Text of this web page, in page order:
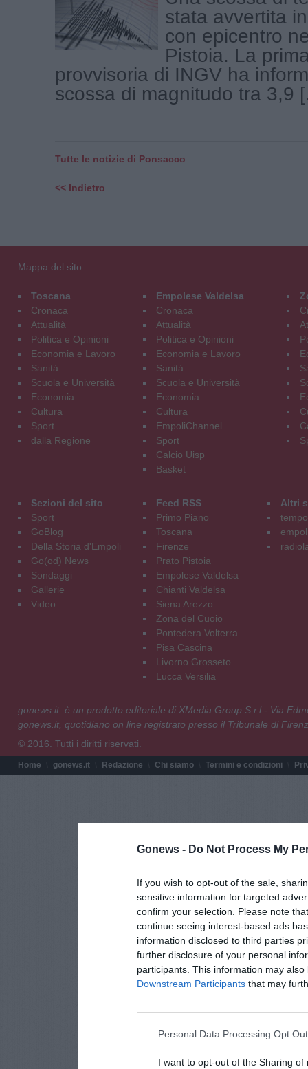
Gonews - Do Not Process My
If you wish to opt-out of the sale,
sensitive information for targeted
confirm your selection. Please note
continue seeing interest-based ads
information disclosed to third parties
further disclosure of your personal
participants. This information may
Downstream Participants that may
Personal Data Processing Opt
I want to opt-out of the Sharing of
stata avvertita
con epicentro
Pistoia. La
provvisoria di INGV ha
scossa di magnitudo tra 3,9
Tutte le notizie di Ponsacco
<< Indietro
Mappa del sito
Toscana
Cronaca
Attualità
Politica e Opinioni
Economia e Lavoro
Sanità
Scuola e Università
Economia
Cultura
Sport
dalla Regione
Empolese Valdelsa
Cronaca
Attualità
Politica e Opinioni
Economia e Lavoro
Sanità
Scuola e Università
Economia
Cultura
EmpoliChannel
Sport
Calcio Uisp
Basket
Sezioni del sito
Sport
GoBlog
Della Storia d'Empoli
Go(od) News
Sondaggi
Gallerie
Video
Feed RSS
Primo Piano
Toscana
Firenze
Prato Pistoia
Empolese Valdelsa
Chianti Valdelsa
Siena Arezzo
Zona del Cuoio
Pontedera Volterra
Pisa Cascina
Livorno Grosseto
Lucca Versilia
Altri
gonews.it è un prodotto editoriale di XMedia Group S.r.l - Via
gonews.it, quotidiano on line registrato presso il Tribunale di
© 2016. Tutti i diritti riservati.
Home gonews.it Redazione Chi siamo Termini e condizioni